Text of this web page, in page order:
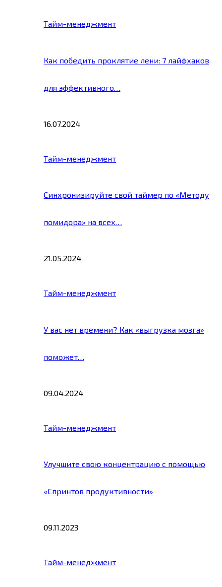
Тайм-менеджмент
Как победить проклятие лени: 7 лайфхаков
для эффективного…
16.07.2024
Тайм-менеджмент
Синхронизируйте свой таймер по «Методу
помидора» на всех…
21.05.2024
Тайм-менеджмент
У вас нет времени? Как «выгрузка мозга»
поможет…
09.04.2024
Тайм-менеджмент
Улучшите свою концентрацию с помощью
«Спринтов продуктивности»
09.11.2023
Тайм-менеджмент